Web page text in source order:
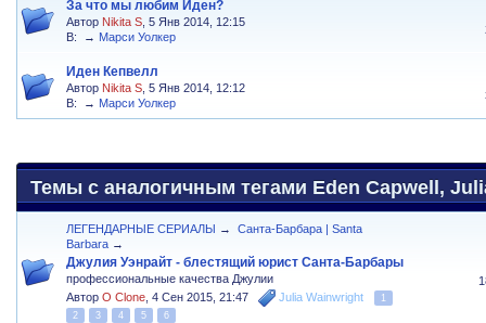
За что мы любим Иден?
Автор Nikita S , 5 Янв 2014, 12:15
В:
→ Марси Уолкер
Иден Кепвелл
Автор Nikita S , 5 Янв 2014, 12:12
В:
→ Марси Уолкер
Темы с аналогичным тегами Eden Capwell,
ЛЕГЕНДАРНЫЕ СЕРИАЛЫ →
Санта-Барбара | Santa
Barbara →
Джулия Уэнрайт - блестящий юрист Санта-Барбары
профессиональные качества Джулии
АвторO Clone ,4 Сен 2015, 21:47 Julia Wainwright
1
2
3 4 5 6